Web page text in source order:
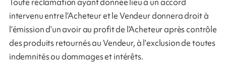
intervenu entre l’Acheteur et le Vendeur donnera droit à
l’émission d’un avoir au profit de l’Acheteur après contrôle
des produits retournés au Vendeur, à l’exclusion de toutes
indemnités ou dommages et intérêts.